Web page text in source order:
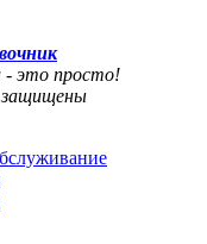
это просто!
защищены